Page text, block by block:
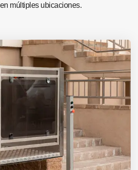
múltiples ubicaciones.